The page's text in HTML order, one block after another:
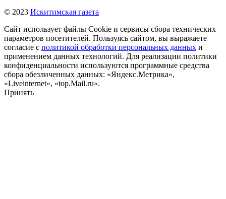
© 2023 Искитимская газета
Сайт использует файлы Cookie и сервисы сбора технических
параметров посетителей. Пользуясь сайтом, вы выражаете
согласие с политикой обработки персональных данных и
применением данных технологий. Для реализации политики
конфиденциальности используются программные средства
сбора обезличенных данных: «Яндекс.Метрика»,
«Liveinternet», «top.Mail.ru».
Принять